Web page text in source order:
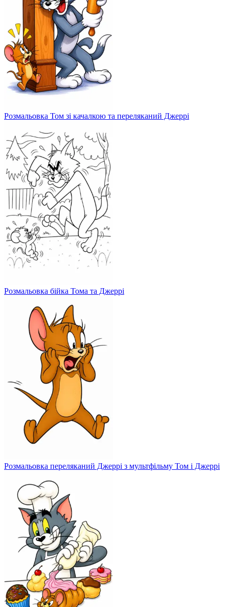
Розмальовка Том зі качалкою та переляканий Джеррі
Розмальовка бійка Тома та Джеррі
Розмальовка переляканий Джеррі з мультфільму Том і Джеррі